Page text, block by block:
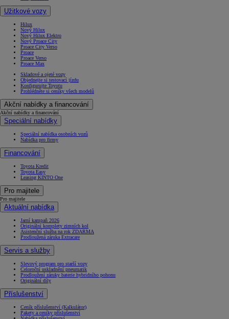
Užitkové vozy
Hilux
Nový Hilux
Nový Hilux Elektro
Nový Proace City
Proace City Verso
Proace
Proace Verso
Proace Max
Skladové a ojeté vozy
Objednejte si testovací jízdu
Konfigurujte Toyotu
Prohlédněte si ceníky všech modelů
Akční nabídky a financování
Akční nabídky a financování
Speciální nabídky
Speciální nabídka osobních vozů
Nabídka pro firmy
Financování
Toyota Kredit
Toyota Easy
Leasing KINTO One
Pro majitele
Pro majitele
Aktuální nabídka
Jarní kampaň 2026
Originální komplety zimních kol
Asistenční služba na rok ZDARMA
Prodloužená záruka Extracare
Servis a služby
Slevový program pro starší vozy
Celoroční uskladnění pneumatik
Prodloužení záruky baterie hybridního pohonu
Originální díly
Příslušenství
Ceník příslušenství (Kalkulátor)
Pakety a ceníky příslušenství